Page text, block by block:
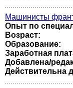
Машинисты
Опыт по
Возраст:
Образование:
Заработная
Добавлена/
Действительна